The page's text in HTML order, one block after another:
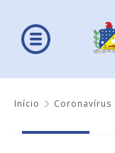
Início Coronavírus